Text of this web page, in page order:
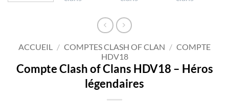
ACCUEIL / COMPTES CLASH OF CLAN / COMPTE
HDV18
Compte Clash of Clans HDV18 – Héros
légendaires